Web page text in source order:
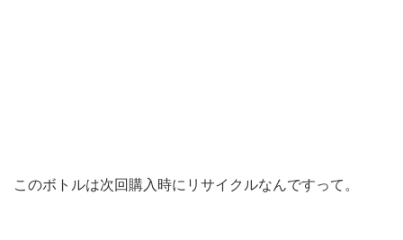
このボトルは次回購入時にリサイクルなんですって。